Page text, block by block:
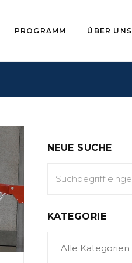
PROGRAMM ÜBER UNS
NEUE SUCHE
KATEGORIE